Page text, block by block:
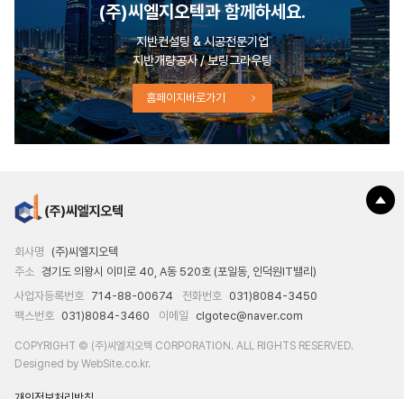
(주)씨엘지오텍과 함께하세요.
지반컨설팅 & 시공전문기업
지반개량공사 / 보링그라우팅
홈페이지바로가기
회사명
(주)씨엘지오텍
주소 경기도 의왕시 이미로 40, A동 520호 (포일동, 인덕원IT밸리)
사업자등록번호
714-88-00674 전화번호
031)8084-3450
팩스번호
031)8084-3460 이메일 clgotec@naver.com
COPYRIGHT © (주)씨엘지오텍 CORPORATION. ALL RIGHTS RESERVED.
Designed by WebSite.co.kr.